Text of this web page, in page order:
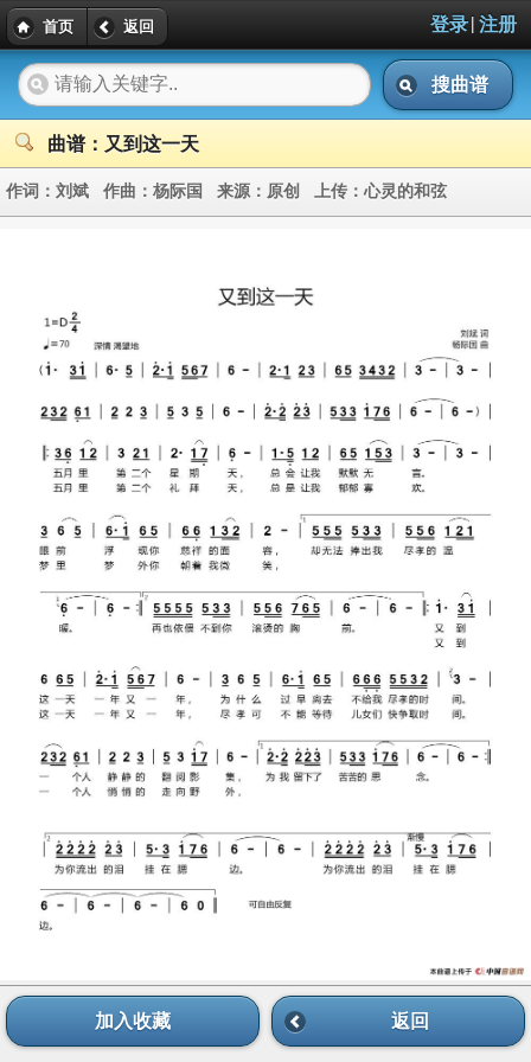
首页 返回 登录| 注册
搜曲谱
曲谱：又到这一天
作词： 刘斌 作曲： 杨际国 来源： 原创 上传： 心灵的和弦
加入收藏 返回